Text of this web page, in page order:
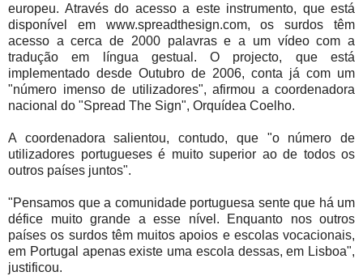
europeu. Através do acesso a este instrumento, que está
disponível em www.spreadthesign.com, os surdos têm
acesso a cerca de 2000 palavras e a um vídeo com a
tradução em língua gestual. O projecto, que está
implementado desde Outubro de 2006, conta já com um
"número imenso de utilizadores", afirmou a coordenadora
nacional do "Spread The Sign", Orquídea Coelho.
A coordenadora salientou, contudo, que "o número de
utilizadores portugueses é muito superior ao de todos os
outros países juntos".
"Pensamos que a comunidade portuguesa sente que há um
défice muito grande a esse nível. Enquanto nos outros
países os surdos têm muitos apoios e escolas vocacionais,
em Portugal apenas existe uma escola dessas, em Lisboa",
justificou.